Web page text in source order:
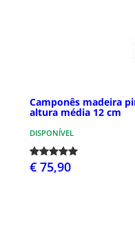
Camponês madeira
altura média 12 cm
DISPONÍVEL
€ 75,90